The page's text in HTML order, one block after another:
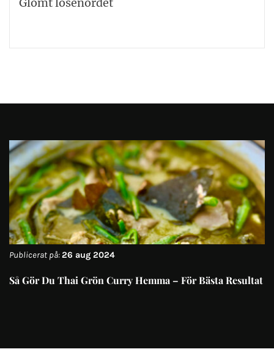
Publicerat på:26 aug 2024
Så Gör Du Thai Grön Curry Hemma – För Bästa Resultat